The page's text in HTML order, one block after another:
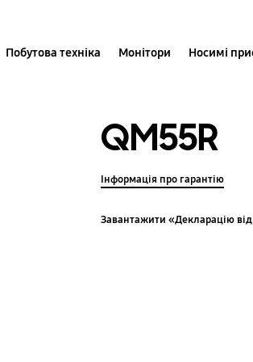
Побутова техніка Монітори Носимі
QM55R
Інформація про гарантію
Завантажити «Декларацію